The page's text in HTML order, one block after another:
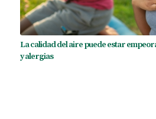
La calidad del aire puede estar
y alergias